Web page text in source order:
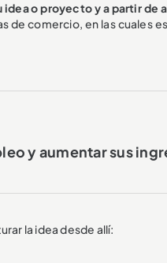
o proyecto y a partir de
comercio, en las cuales
y aumentar sus
la idea desde allí: